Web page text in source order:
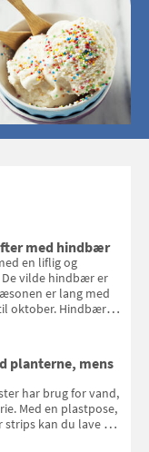
med hindbær
en liflig og
vilde hindbær er
er lang med
oktober. Hindbær
i alt fra
til is og syltning.
planterne, mens
har brug for vand,
Med en plastpose,
strips kan du lave dit